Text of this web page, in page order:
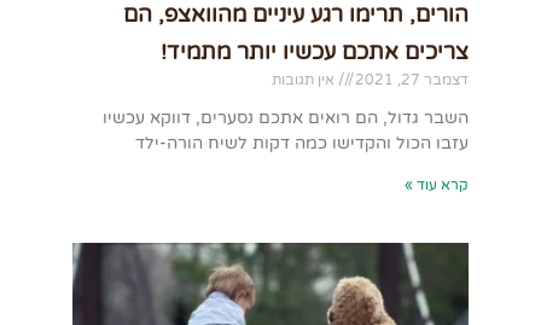
הורים, תרימו רגע עיניים מהוואצפ, הם
צריכים אתכם עכשיו יותר מתמיד!
דצמבר 27, 2021 אין תגובות
השבר גדול, הם רואים אתכם נסערים, דווקא עכשיו
עזבו הכול והקדישו כמה דקות לשיח הורה-ילד
קרא עוד »